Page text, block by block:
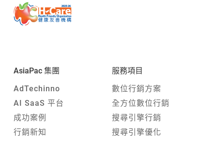
AsiaPac 集團
AdTechinno
AI SaaS 平台
成功案例
行銷新知
服務項目
數位行銷方案
全方位數位行銷
搜尋引擎行銷
搜尋引擎優化